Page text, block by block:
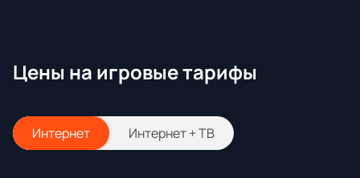
Цены на игровые тарифы
Интернет Интернет + ТВ